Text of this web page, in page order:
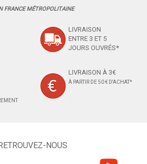
FRANCE MÉTROPOLITAINE
LIVRAISON
ENTRE 3 ET 5
JOURS OUVRÉS*
LIVRAISON À 3€
À PARTIR DE 50 € D'ACHAT*
RETROUVEZ-NOUS